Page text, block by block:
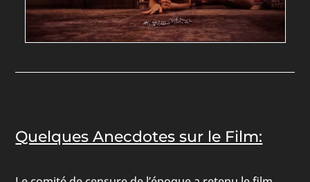
Quelques Anecdotes sur le Film: